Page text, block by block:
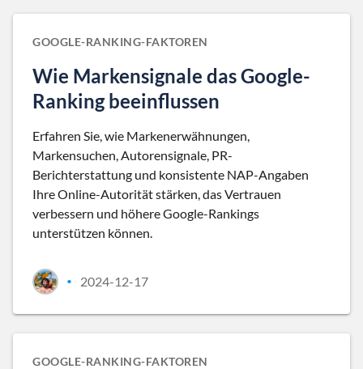
GOOGLE-RANKING-FAKTOREN
Wie Markensignale das Google-
Ranking beeinflussen
Erfahren Sie, wie Markenerwähnungen,
Markensuchen, Autorensignale, PR-
Berichterstattung und konsistente NAP-Angaben
Ihre Online-Autorität stärken, das Vertrauen
verbessern und höhere Google-Rankings
unterstützen können.
• 2024-12-17
GOOGLE-RANKING-FAKTOREN